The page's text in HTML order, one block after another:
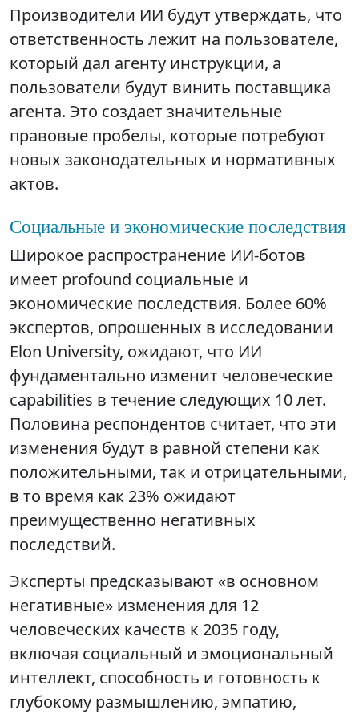
Производители ИИ будут утверждать, что
ответственность лежит на пользователе,
который дал агенту инструкции, а
пользователи будут винить поставщика
агента. Это создает значительные
правовые пробелы, которые потребуют
новых законодательных и нормативных
актов.
Социальные и экономические последствия
Широкое распространение ИИ-ботов
имеет profound социальные и
экономические последствия. Более 60%
экспертов, опрошенных в исследовании
Elon University, ожидают, что ИИ
фундаментально изменит человеческие
capabilities в течение следующих 10 лет.
Половина респондентов считает, что эти
изменения будут в равной степени как
положительными, так и отрицательными,
в то время как 23% ожидают
преимущественно негативных
последствий.
Эксперты предсказывают «в основном
негативные» изменения для 12
человеческих качеств к 2035 году,
включая социальный и эмоциональный
интеллект, способность и готовность к
глубокому размышлению, эмпатию,